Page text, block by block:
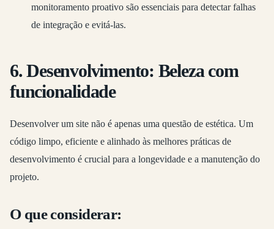
monitoramento proativo são essenciais para detectar falhas
de integração e evitá-las.
6. Desenvolvimento: Beleza com
funcionalidade
Desenvolver um site não é apenas uma questão de estética. Um
código limpo, eficiente e alinhado às melhores práticas de
desenvolvimento é crucial para a longevidade e a manutenção do
projeto.
O que considerar: